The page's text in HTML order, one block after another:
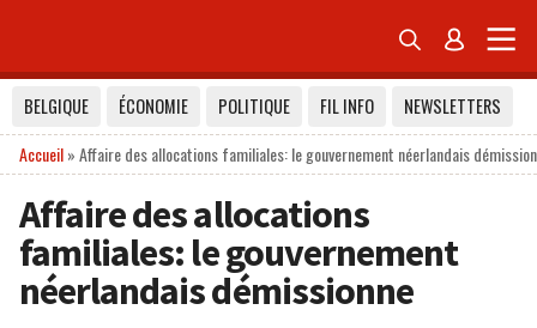
 
BELGIQUE ÉCONOMIE POLITIQUE FIL INFO
NEWSLETTERS
Accueil»Affaire des allocations familiales: le gouvernement néerlandais
Affaire des allocations
familiales: le gouvernement
néerlandais démissionne